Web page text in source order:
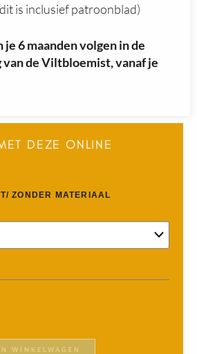
is inclusief patroonblad)
6 maanden volgen in de
de Viltbloemist, vanaf je
DEZE ONLINE
ZONDER MATERIAAL
WINKELWAGEN